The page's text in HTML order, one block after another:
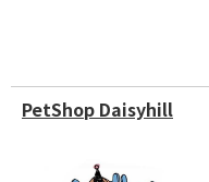
PetShop Daisyhill